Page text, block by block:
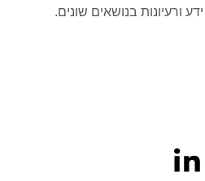
ורעיונות בנושאים שונים.